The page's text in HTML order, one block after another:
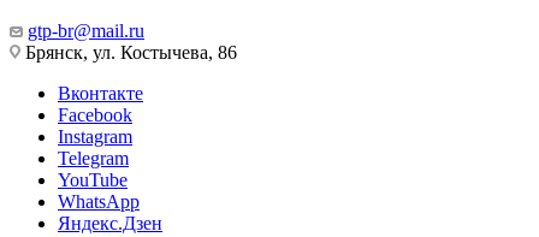
gtp-br@mail.ru
Брянск, ул. Костычева, 86
Вконтакте
Facebook
Instagram
Telegram
YouTube
WhatsApp
Яндекс.Дзен